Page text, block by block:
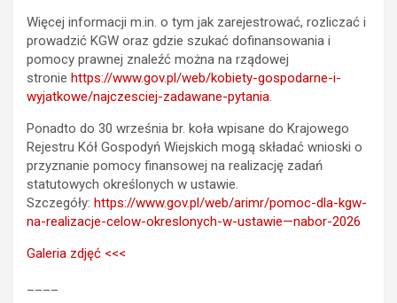
Więcej informacji m.in. o tym jak zarejestrować, rozliczać i
prowadzić KGW oraz gdzie szukać dofinansowania i
pomocy prawnej znaleźć można na rządowej
stronie https://www.gov.pl/web/kobiety-gospodarne-i-
wyjatkowe/najczesciej-zadawane-pytania.
Ponadto do 30 września br. koła wpisane do Krajowego
Rejestru Kół Gospodyń Wiejskich mogą składać wnioski o
przyznanie pomocy finansowej na realizację zadań
statutowych określonych w ustawie.
Szczegóły: https://www.gov.pl/web/arimr/pomoc-dla-kgw-
na-realizacje-celow-okreslonych-w-ustawie—nabor-2026
Galeria zdjęć <<<